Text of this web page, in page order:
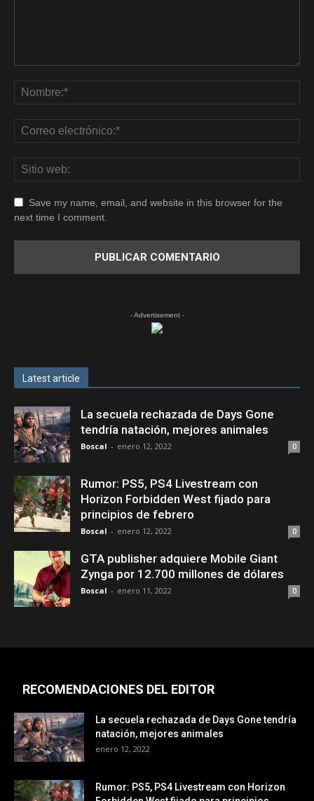
Save my name, email, and website in this browser for the
next time I comment.
- Advertisement -
Latest article
La secuela rechazada de Days Gone
tendría natación, mejores animales
Boscal - enero 12, 2022 0
Rumor: PS5, PS4 Livestream con
Horizon Forbidden West fijado para
principios de febrero
Boscal - enero 12, 2022 0
GTA publisher adquiere Mobile Giant
Zynga por 12.700 millones de dólares
Boscal - enero 11, 2022 0
RECOMENDACIONES DEL EDITOR
La secuela rechazada de Days Gone tendría
natación, mejores animales
enero 12, 2022
Rumor: PS5, PS4 Livestream con Horizon